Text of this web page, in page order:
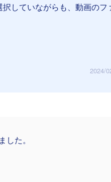
していながらも、動画のフ
2024/
た。